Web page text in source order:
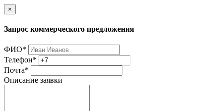
×
Запрос коммерческого предложения
ФИО*
Телефон*
Почта*
Описание заявки